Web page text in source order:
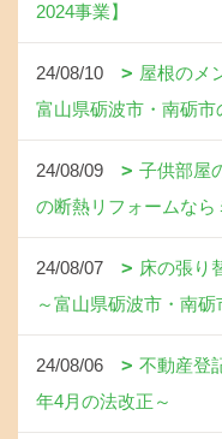
2024事業】
24/08/10
屋根のメ
富山県砺波市・南砺市
24/08/09
子供部屋
の断熱リフォームなら
24/08/07
床の張り
～富山県砺波市・南
24/08/06
不動産登
年4月の法改正～